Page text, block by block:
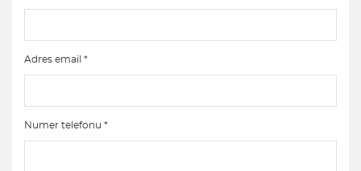
Adres email *
Numer telefonu *